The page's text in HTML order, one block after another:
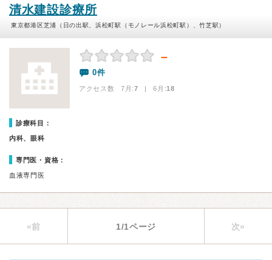
清水建設診療所
東京都港区芝浦（日の出駅、浜松町駅（モノレール浜松町駅）、竹芝駅）
－
0件
アクセス数 7月:7 | 6月:18
診療科目：
内科、眼科
専門医・資格：
血液専門医
«前 1/1ページ 次»